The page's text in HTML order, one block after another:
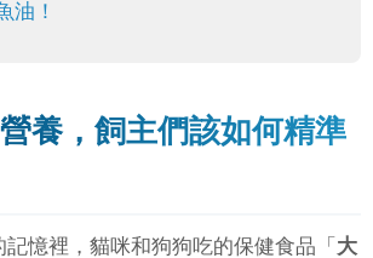
油！
養，飼主們該如何精準
憶裡，貓咪和狗狗吃的保健食品「 大